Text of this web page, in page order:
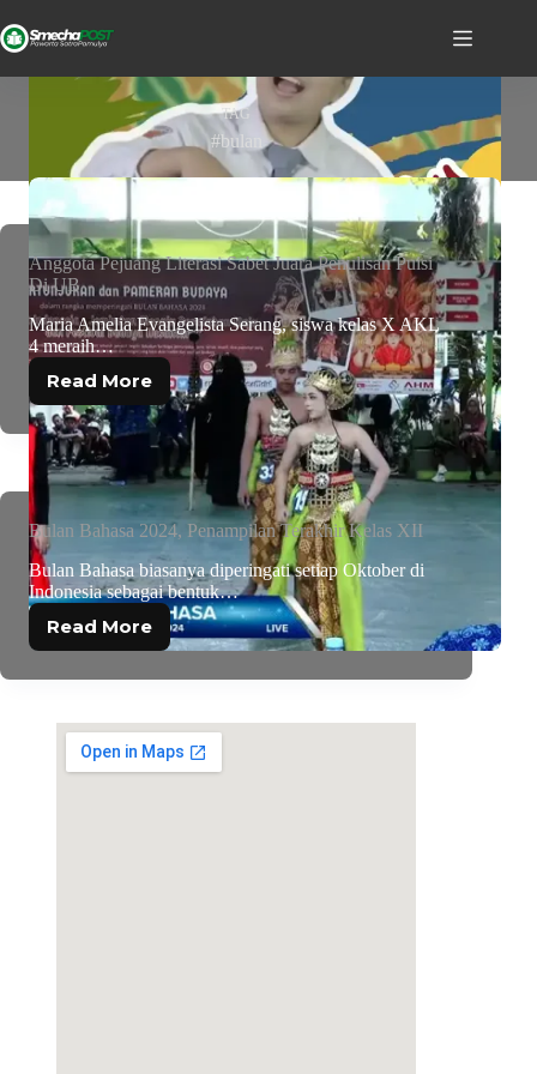
TAG
#bulan
Anggota Pejuang Literasi Sabet Juara Penulisan Puisi
Di UB
Maria Amelia Evangelista Serang, siswa kelas X AKL
4 meraih…
Read More
Bulan Bahasa 2024, Penampilan Terakhir Kelas XII
Bulan Bahasa biasanya diperingati setiap Oktober di
Indonesia sebagai bentuk…
Read More